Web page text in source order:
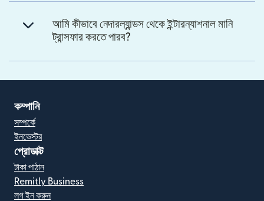
আমি কীভাবে নেদারল্যান্ডস থেকে ইন্টারন্যাশনাল মানি
ট্রান্সফার করতে পারব?
কম্পানি
সম্পর্কে
ইনভেস্টর
প্রোডাক্ট
টাকা পাঠান
Remitly Business
লগ ইন করুন